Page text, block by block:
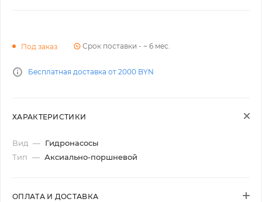
Под заказ Срок поставки - ~ 6 мес.
Бесплатная доставка от 2000 BYN
ХАРАКТЕРИСТИКИ
Вид — Гидронасосы
Тип — Аксиально-поршневой
ОПЛАТА И ДОСТАВКА